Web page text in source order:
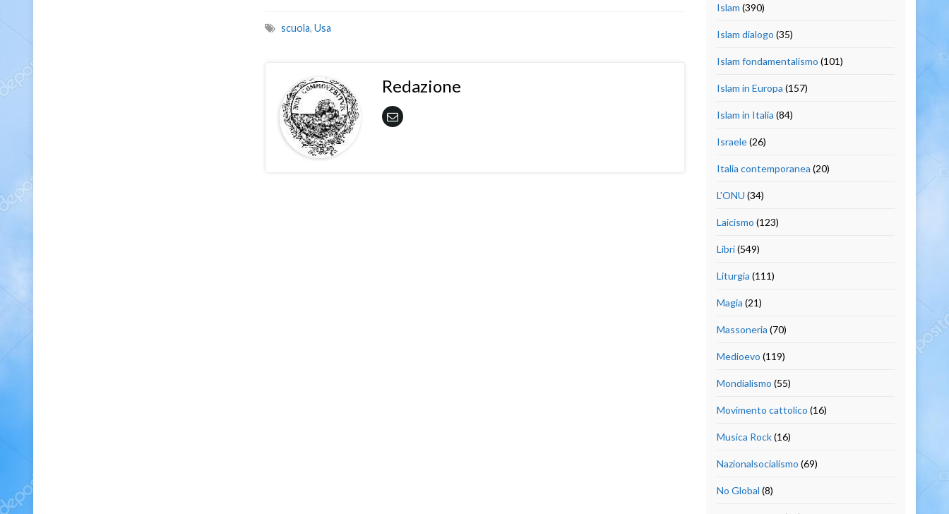
scuola, Usa
Redazione
Islam (390)
Islam dialogo (35)
Islam fondamentalismo (101)
Islam in Europa (157)
Islam in Italia (84)
Israele(26)
Italia contemporanea (20)
L'ONU (34)
Laicismo (123)
Libri(549)
Liturgia (111)
Magia (21)
Massoneria (70)
Medioevo (119)
Mondialismo (55)
Movimento cattolico (16)
Musica Rock(16)
Nazionalsocialismo (69)
No Global (8)